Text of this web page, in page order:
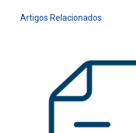
Artigos Relacionados